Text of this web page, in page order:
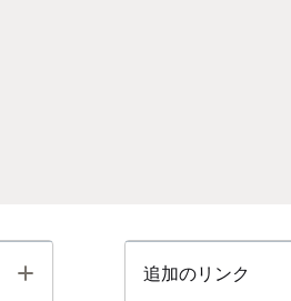
Toggle 追加のリンク